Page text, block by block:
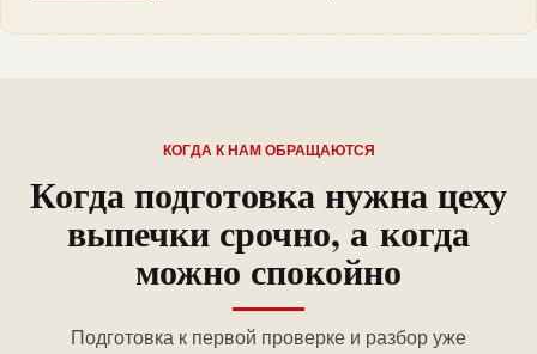
КОГДА К НАМ ОБРАЩАЮТСЯ
Когда подготовка нужна цеху
выпечки срочно, а когда
можно спокойно
Подготовка к первой проверке и разбор уже